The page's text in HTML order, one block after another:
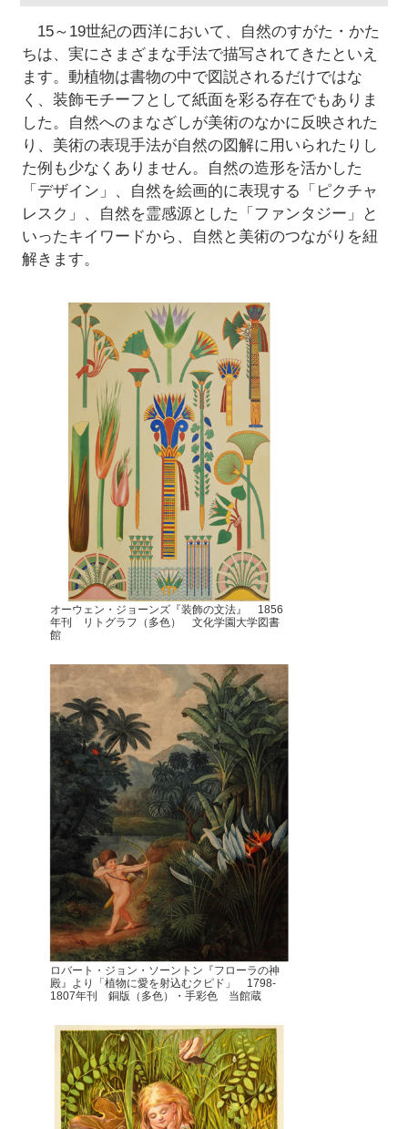
15～19世紀の西洋において、自然のすがた・かた
ちは、実にさまざまな手法で描写されてきたといえ
ます。動植物は書物の中で図説されるだけではな
く、装飾モチーフとして紙面を彩る存在でもありま
した。自然へのまなざしが美術のなかに反映された
り、美術の表現手法が自然の図解に用いられたりし
た例も少なくありません。自然の造形を活かした
「デザイン」、自然を絵画的に表現する「ピクチャ
レスク」、自然を霊感源とした「ファンタジー」と
いったキイワードから、自然と美術のつながりを紐
解きます。
オーウェン・ジョーンズ『装飾の文法』 1856
年刊 リトグラフ（多色） 文化学園大学図書
館
ロバート・ジョン・ソーントン『フローラの神
殿』より「植物に愛を射込むクピド」 1798-
1807年刊 銅版（多色）・手彩色 当館蔵